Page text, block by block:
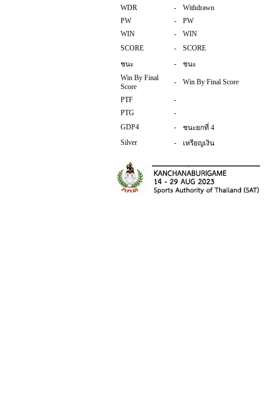
WDR
-
Withdrawn
PW
-
PW
WIN
-
WIN
SCORE
-
SCORE
ชนะ
-
ชนะ
Win By Final
Score
- Win By Final Score
PTF
-
PTG
-
GDP4
-
ชนะยกที่ 4
Silver
- เหรียญเงิน